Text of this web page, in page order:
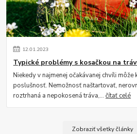
12.01.2023
Typické problémy s kosačkou na
Niekedy v najmenej očakávanej chvíli môže
poslušnosť. Nemožnosť naštartovať,
roztrhaná a nepokosená tráva,...čítať celé
Zobraziť všetky články